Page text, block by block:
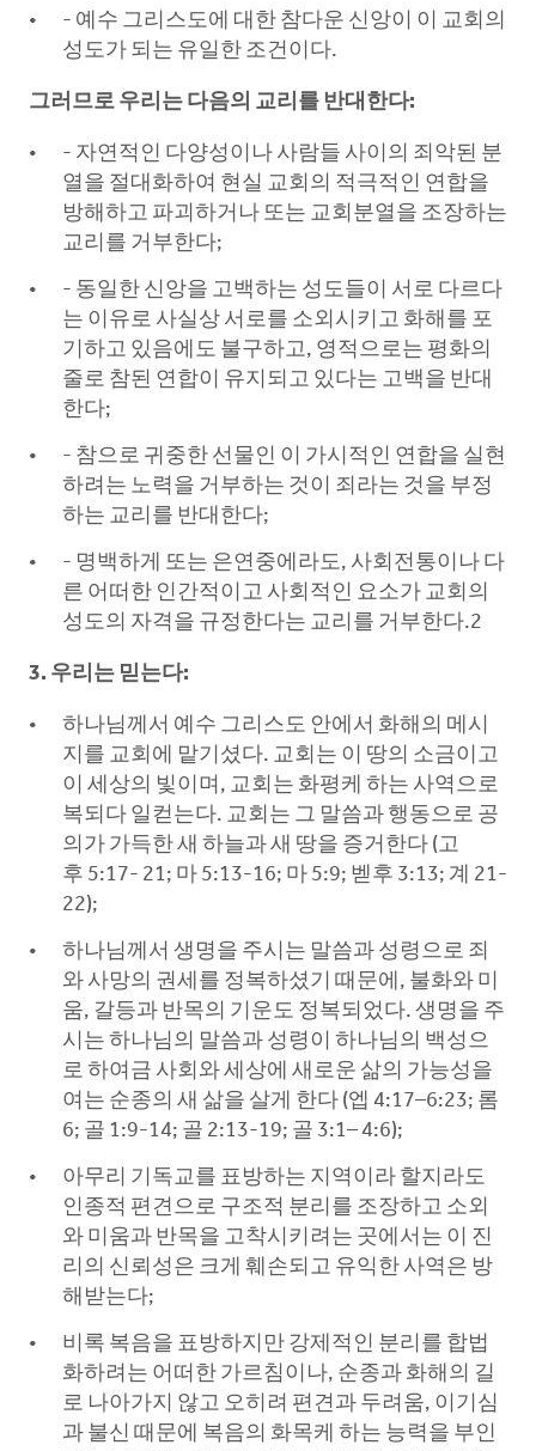
- 예수 그리스도에 대한 참다운 신앙이 이 교회의
성도가 되는 유일한 조건이다.
그러므로 우리는 다음의 교리를 반대한다:
- 자연적인 다양성이나 사람들 사이의 죄악된 분
열을 절대화하여 현실 교회의 적극적인 연합을
방해하고 파괴하거나 또는 교회분열을 조장하는
교리를 거부한다;
- 동일한 신앙을 고백하는 성도들이 서로 다르다
는 이유로 사실상 서로를 소외시키고 화해를 포
기하고 있음에도 불구하고, 영적으로는 평화의
줄로 참된 연합이 유지되고 있다는 고백을 반대
한다;
- 참으로 귀중한 선물인 이 가시적인 연합을 실현
하려는 노력을 거부하는 것이 죄라는 것을 부정
하는 교리를 반대한다;
- 명백하게 또는 은연중에라도, 사회전통이나 다
른 어떠한 인간적이고 사회적인 요소가 교회의
성도의 자격을 규정한다는 교리를 거부한다.2
3. 우리는 믿는다:
하나님께서 예수 그리스도 안에서 화해의 메시
지를 교회에 맡기셨다. 교회는 이 땅의 소금이고
이 세상의 빛이며, 교회는 화평케 하는 사역으로
복되다 일컫는다. 교회는 그 말씀과 행동으로 공
의가 가득한 새 하늘과 새 땅을 증거한다 (고
후 5:17- 21; 마 5:13-16; 마 5:9; 벧후 3:13; 계 21-
22);
하나님께서 생명을 주시는 말씀과 성령으로 죄
와 사망의 권세를 정복하셨기 때문에, 불화와 미
움, 갈등과 반목의 기운도 정복되었다. 생명을 주
시는 하나님의 말씀과 성령이 하나님의 백성으
로 하여금 사회와 세상에 새로운 삶의 가능성을
여는 순종의 새 삶을 살게 한다 (엡 4:17–6:23; 롬
6; 골 1:9-14; 골 2:13-19; 골 3:1– 4:6);
아무리 기독교를 표방하는 지역이라 할지라도
인종적 편견으로 구조적 분리를 조장하고 소외
와 미움과 반목을 고착시키려는 곳에서는 이 진
리의 신뢰성은 크게 훼손되고 유익한 사역은 방
해받는다;
비록 복음을 표방하지만 강제적인 분리를 합법
화하려는 어떠한 가르침이나, 순종과 화해의 길
로 나아가지 않고 오히려 편견과 두려움, 이기심
과 불신 때문에 복음의 화목케 하는 능력을 부인